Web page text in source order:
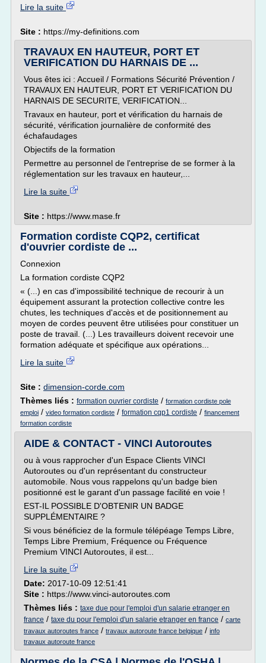
Lire la suite
Site : https://my-definitions.com
TRAVAUX EN HAUTEUR, PORT ET
VERIFICATION DU HARNAIS DE ...
Vous êtes ici : Accueil / Formations Sécurité Prévention /
TRAVAUX EN HAUTEUR, PORT ET VERIFICATION DU
HARNAIS DE SECURITE, VERIFICATION...
Travaux en hauteur, port et vérification du harnais de
sécurité, vérification journalière de conformité des
échafaudages
Objectifs de la formation
Permettre au personnel de l'entreprise de se former à la
réglementation sur les travaux en hauteur,...
Lire la suite
Site : https://www.mase.fr
Formation cordiste CQP2, certificat
d'ouvrier cordiste de ...
Connexion
La formation cordiste CQP2
« (...) en cas d'impossibilité technique de recourir à un
équipement assurant la protection collective contre les
chutes, les techniques d'accès et de positionnement au
moyen de cordes peuvent être utilisées pour constituer un
poste de travail. (...) Les travailleurs doivent recevoir une
formation adéquate et spécifique aux opérations...
Lire la suite
Site : dimension-corde.com
Thèmes liés : formation ouvrier cordiste / formation cordiste pole
emploi / video formation cordiste / formation cqp1 cordiste / financement
formation cordiste
AIDE & CONTACT - VINCI Autoroutes
ou à vous rapprocher d'un Espace Clients VINCI
Autoroutes ou d'un représentant du constructeur
automobile. Nous vous rappelons qu'un badge bien
positionné est le garant d'un passage facilité en voie !
EST-IL POSSIBLE D'OBTENIR UN BADGE
SUPPLÉMENTAIRE ?
Si vous bénéficiez de la formule télépéage Temps Libre,
Temps Libre Premium, Fréquence ou Fréquence
Premium VINCI Autoroutes, il est...
Lire la suite
Date: 2017-10-09 12:51:41
Site : https://www.vinci-autoroutes.com
Thèmes liés : taxe due pour l'emploi d'un salarie etranger en
france / taxe du pour l'emploi d'un salarie etranger en france / carte
travaux autoroutes france / travaux autoroute france belgique / info
travaux autoroute france